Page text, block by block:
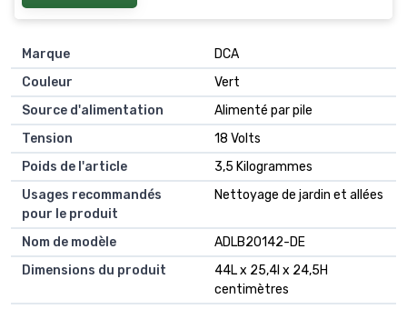
Marque
DCA
Couleur
Vert
Source d'alimentation
Alimenté par pile
Tension
18 Volts
Poids de l'article
3,5 Kilogrammes
Usages recommandés
pour le produit
Nettoyage de jardin et allées
Nom de modèle
ADLB20142-DE
Dimensions du produit
44L x 25,4l x 24,5H
centimètres